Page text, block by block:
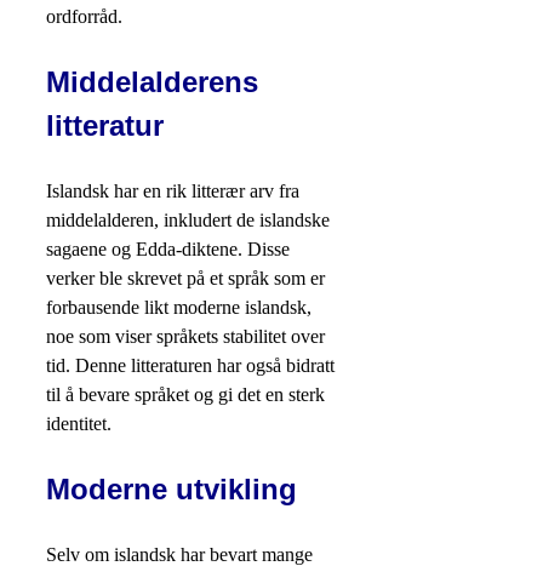
ordforråd.
Middelalderens
litteratur
Islandsk har en rik litterær arv fra
middelalderen, inkludert de islandske
sagaene og Edda-diktene. Disse
verker ble skrevet på et språk som er
forbausende likt moderne islandsk,
noe som viser språkets stabilitet over
tid. Denne litteraturen har også bidratt
til å bevare språket og gi det en sterk
identitet.
Moderne utvikling
Selv om islandsk har bevart mange